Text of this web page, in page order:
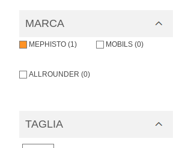
MARCA
MEPHISTO (1) MOBILS (0)
ALLROUNDER (0)
TAGLIA